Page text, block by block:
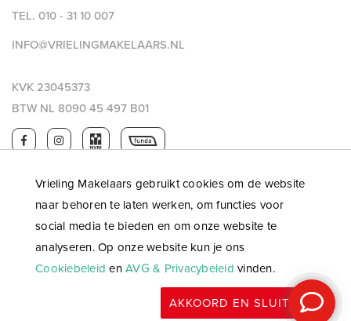
Vrieling Makelaars gebruikt cookies om de website
naar behoren te laten werken, om functies voor
social media te bieden en om onze website te
analyseren. Op onze website kun je ons
Cookiebeleid en AVG & Privacybeleid vinden.
AKKOORD EN SLUITEN
TEL. 010 - 31 10 007
INFO@VRIELINGMAKELAARS.NL
KVK 23045373
BTW NL 8090 45 497 B01
Algemene
Website: OGonline